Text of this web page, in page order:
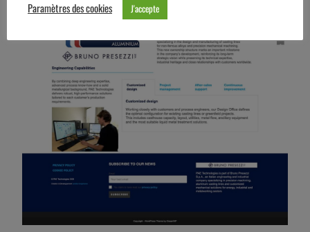
Paramètres des cookies
J'accepte